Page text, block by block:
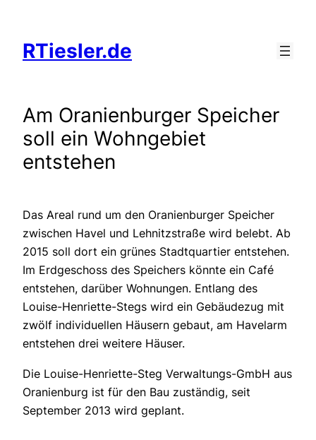
springen
RTiesler.de
Am Oranienburger Speicher
soll ein Wohngebiet
entstehen
Das Areal rund um den Oranienburger Speicher
zwischen Havel und Lehnitzstraße wird belebt. Ab
2015 soll dort ein grünes Stadtquartier entstehen.
Im Erdgeschoss des Speichers könnte ein Café
entstehen, darüber Wohnungen. Entlang des
Louise-Henriette-Stegs wird ein Gebäudezug mit
zwölf individuellen Häusern gebaut, am Havelarm
entstehen drei weitere Häuser.
Die Louise-Henriette-Steg Verwaltungs-GmbH aus
Oranienburg ist für den Bau zuständig, seit
September 2013 wird geplant.